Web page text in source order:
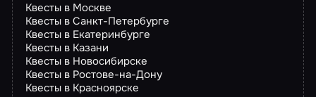
Квесты в Москве
Квесты в Санкт-Петербурге
Квесты в Екатеринбурге
Квесты в Казани
Квесты в Новосибирске
Квесты в Ростове-на-Дону
Квесты в Красноярске